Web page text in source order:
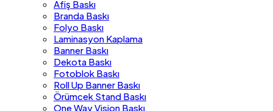
Afiş Baskı
Branda Baskı
Folyo Baskı
Laminasyon Kaplama
Banner Baskı
Dekota Baskı
Fotoblok Baskı
Roll Up Banner Baskı
Örümcek Stand Baskı
One Way Vision Baskı